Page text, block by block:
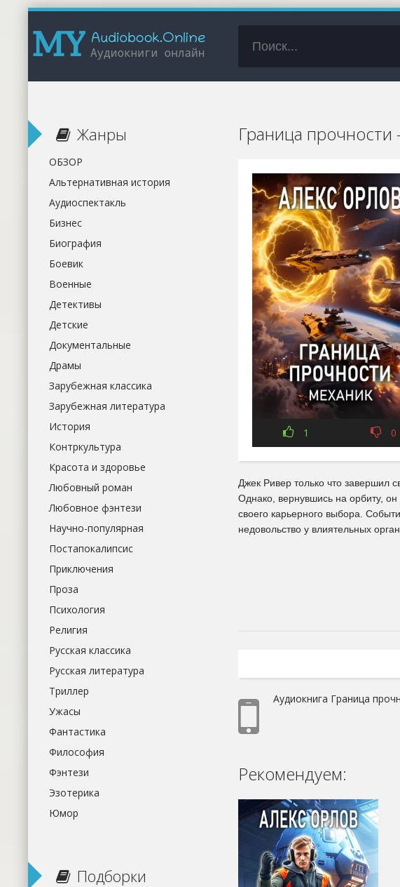
Граница прочности
1 0
Джек Ривер только что завершил
Однако, вернувшись на орбиту, он
своего карьерного выбора.
недовольство у влиятельных
Аудиокнига Граница
Рекомендуем:
Жанры
ОБЗОР
Альтернативная история
Аудиоспектакль
Бизнес
Биография
Боевик
Военные
Детективы
Детские
Документальные
Драмы
Зарубежная классика
Зарубежная литература
История
Контркультура
Красота и здоровье
Любовный роман
Любовное фэнтези
Научно-популярная
Постапокалипсис
Приключения
Проза
Психология
Религия
Русская классика
Русская литература
Триллер
Ужасы
Фантастика
Философия
Фэнтези
Эзотерика
Юмор
Подборки